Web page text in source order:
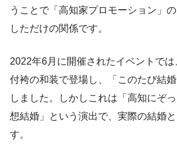
うことで「高知家プロモーション」
しただけの関係です。
2022年6月に開催されたイベントで
付袴の和装で登場し、「このたび結
しました。しかしこれは「高知にぞ
想結婚」という演出で、実際の結婚
す。